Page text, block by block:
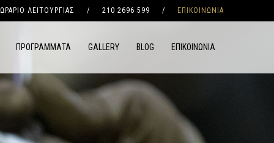
ΩΡΑΡΙΟ ΛΕΙΤΟΥΡΓΙΑΣ / 210 2696 599 / ΕΠΙΚΟΙΝΩΝΙΑ
ΠΡΟΓΡΑΜΜΑΤΑ GALLERY BLOG ΕΠΙΚΟΙΝΩΝΙΑ